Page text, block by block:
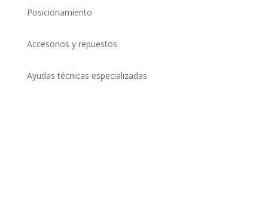
Posicionamiento
Accesorios y repuestos
Ayudas técnicas especializadas